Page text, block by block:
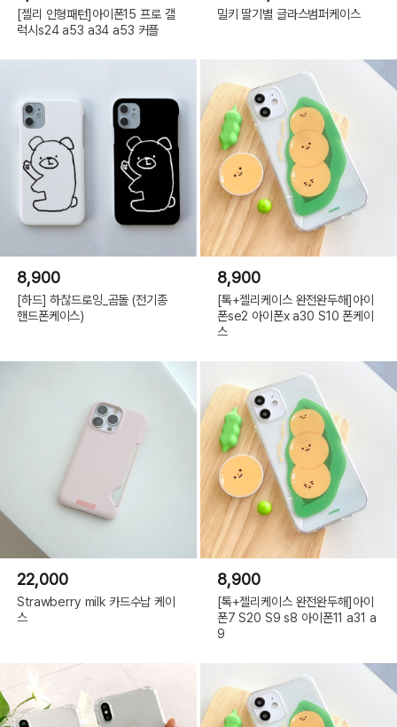
[젤리 인형패턴]아이폰15 프로 갤
럭시s24 a53 a34 a53 커플
밀키 딸기별 글라스범퍼케이스
8,900
[하드] 하찮드로잉_곰돌 (전기종
핸드폰케이스)
8,900
[톡+젤리케이스 완전완두해]아이
폰se2 아이폰x a30 S10 폰케이
스
22,000
Strawberry milk 카드수납 케이
스
8,900
[톡+젤리케이스 완전완두해]아이
폰7 S20 S9 s8 아이폰11 a31 a
9